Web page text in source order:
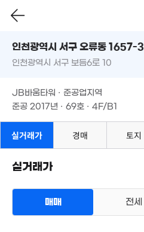
37억
9.3억 필터 매물 탐색
인천시 서구 오류동 1657-3
준공 2017년 · 69호 · 4F/B1
인천광역시 서구 오류동 1657-3
인천광역시 서구 보듬6로 10
JB바움타워 · 준공업지역
준공 2017년 · 69호 · 4F/B1
실거래가 경매 토지
실거래가
매매 전세